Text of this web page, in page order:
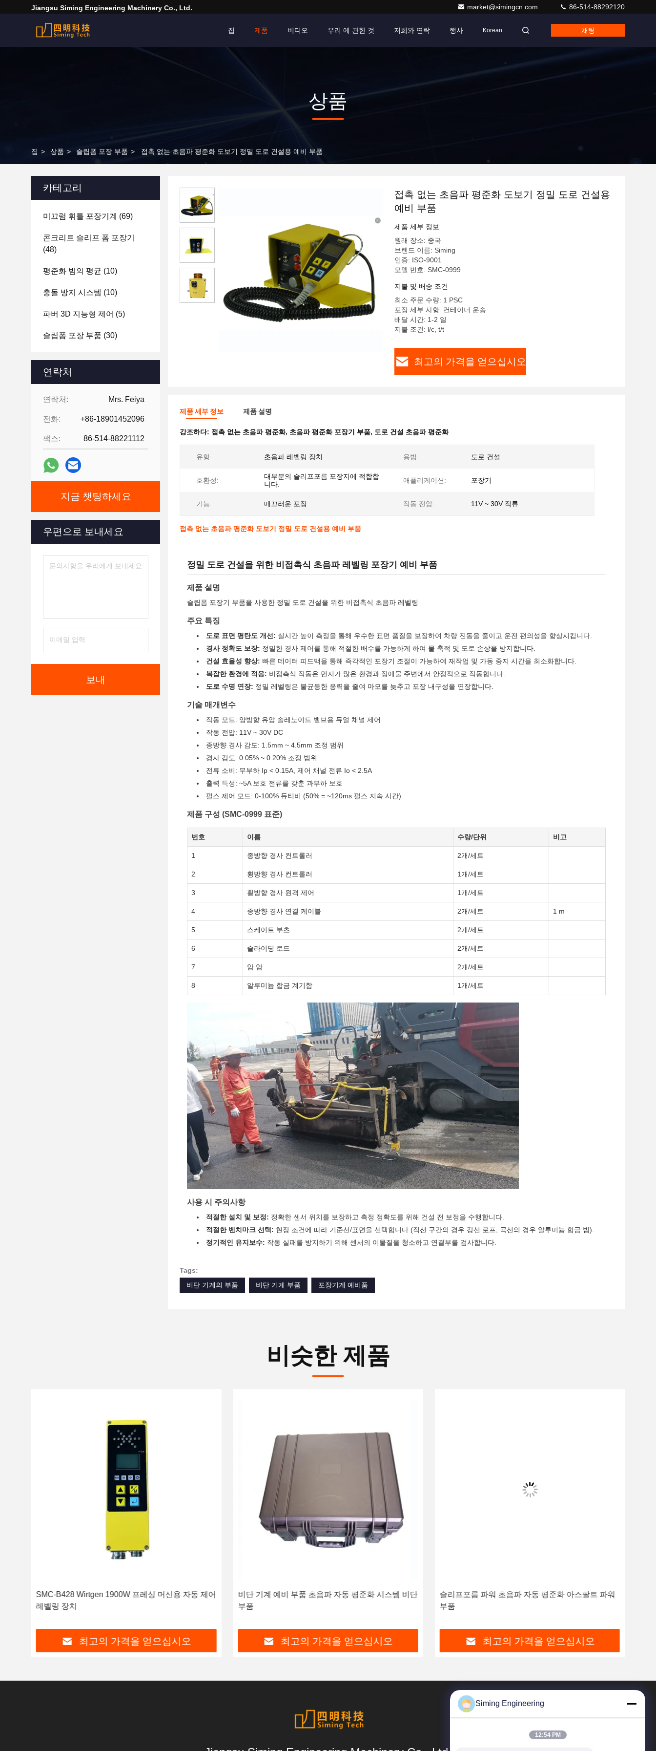
Jiangsu Siming Engineering Machinery Co., Ltd. market@simingcn.com 86-514-88292120
집 제품 비디오 우리 에 관한 것 저희와 연락 행사 Korean 채팅
상품
집 > 상품 > 슬립폼 포장 부품 > 접촉 없는 초음파 평준화 도보기 정밀 도로 건설용 예비 부품
카테고리
미끄럼 휘틀 포장기계 (69)
콘크리트 슬리프 폼 포장기
(48)
평준화 빔의 평균 (10)
충돌 방지 시스템 (10)
파버 3D 지능형 제어 (5)
슬립폼 포장 부품 (30)
연락처
연락처: Mrs. Feiya
전화: +86-18901452096
팩스: 86-514-88221112
지금 챗팅하세요
우편으로 보내세요
보내
접촉 없는 초음파 평준화 도보기 정밀 도로 건설용
예비 부품
제품 세부 정보
원래 장소: 중국
브랜드 이름: Siming
인증: ISO-9001
모델 번호: SMC-0999
지불 및 배송 조건
최소 주문 수량: 1 PSC
포장 세부 사항: 컨테이너 운송
배달 시간: 1-2 일
지불 조건: l/c, t/t
최고의 가격을 얻으십시오
제품 세부 정보 제품 설명
강조하다: 접촉 없는 초음파 평준화, 초음파 평준화 포장기 부품, 도로 건설 초음파 평준화
유형: 초음파 레벨링 장치 용법: 도로 건설
호환성:
대부분의 슬리프포름 포장지에 적합합
니다.
애플리케이션: 포장기
기능: 매끄러운 포장 작동 전압: 11V ~ 30V 직류
접촉 없는 초음파 평준화 도보기 정밀 도로 건설용 예비 부품
정밀 도로 건설을 위한 비접촉식 초음파 레벨링 포장기 예비 부품
제품 설명
슬립폼 포장기 부품을 사용한 정밀 도로 건설을 위한 비접촉식 초음파 레벨링
주요 특징
도로 표면 평탄도 개선: 실시간 높이 측정을 통해 우수한 표면 품질을 보장하여 차량 진동을 줄이고 운전 편의성을 향상시킵니다.
경사 정확도 보장: 정밀한 경사 제어를 통해 적절한 배수를 가능하게 하여 물 축적 및 도로 손상을 방지합니다.
건설 효율성 향상: 빠른 데이터 피드백을 통해 즉각적인 포장기 조절이 가능하여 재작업 및 가동 중지 시간을 최소화합니다.
복잡한 환경에 적응: 비접촉식 작동은 먼지가 많은 환경과 장애물 주변에서 안정적으로 작동합니다.
도로 수명 연장: 정밀 레벨링은 불균등한 응력을 줄여 마모를 늦추고 포장 내구성을 연장합니다.
기술 매개변수
작동 모드: 양방향 유압 솔레노이드 밸브용 듀얼 채널 제어
작동 전압: 11V ~ 30V DC
종방향 경사 감도: 1.5mm ~ 4.5mm 조정 범위
경사 감도: 0.05% ~ 0.20% 조정 범위
전류 소비: 무부하 Ip < 0.15A, 제어 채널 전류 Io < 2.5A
출력 특성: ~5A 보호 전류를 갖춘 과부하 보호
펄스 제어 모드: 0-100% 듀티비 (50% = ~120ms 펄스 지속 시간)
제품 구성 (SMC-0999 표준)
번호 이름 수량/단위 비고
1 종방향 경사 컨트롤러 2개/세트
2 횡방향 경사 컨트롤러 1개/세트
3 횡방향 경사 원격 제어 1개/세트
4 종방향 경사 연결 케이블 2개/세트 1 m
5 스케이트 부츠 2개/세트
6 슬라이딩 로드 2개/세트
7 암 암 2개/세트
8 알루미늄 합금 계기함 1개/세트
사용 시 주의사항
적절한 설치 및 보정: 정확한 센서 위치를 보장하고 측정 정확도를 위해 건설 전 보정을 수행합니다.
적절한 벤치마크 선택: 현장 조건에 따라 기준선/표면을 선택합니다 (직선 구간의 경우 강선 로프, 곡선의 경우 알루미늄 합금 빔).
정기적인 유지보수: 작동 실패를 방지하기 위해 센서의 이물질을 청소하고 연결부를 검사합니다.
Tags:
비단 기계의 부품
비단 기계 부품 포장기계 예비품
비슷한 제품
SMC-B428 Wirtgen 1900W 프레싱 머신용 자동 제어
레벨링 장치
최고의 가격을 얻으십시오
비단 기계 예비 부품 초음파 자동 평준화 시스템 비단
부품
최고의 가격을 얻으십시오
슬리프포름 파워 초음파 자동 평준화 아스팔트 파워
부품
최고의 가격을 얻으십시오
Siming Engineering
12:54 PM